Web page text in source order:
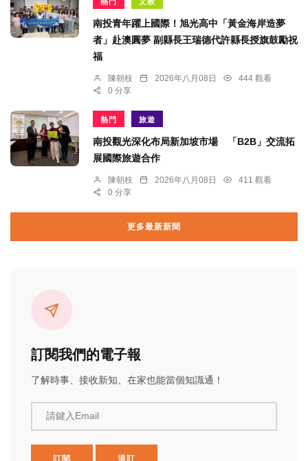
南投青年躍上國際！旭光高中「黃金海岸造夢
者」赴澳圓夢 副縣長王瑞德代許縣長授旗鼓勵祝
福
陳朝枝 2026年八月08日
444 觀看
0 分享
熱門 旅遊
南投觀光深化布局新加坡市場 「B2B」交流拓
展國際旅遊合作
陳朝枝 2026年八月08日
411 觀看
0 分享
更多最新新聞
訂閱我們的電子報
了解時事、接收新知、在家也能當個知識通！
請鍵入Email
訂閱 退訂